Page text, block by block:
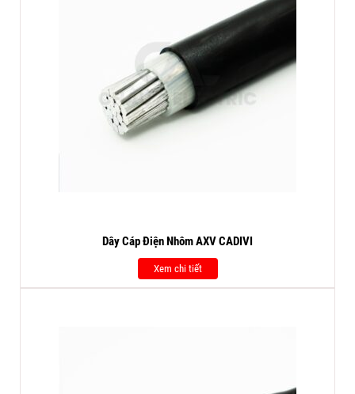
Dây Cáp Điện Nhôm AXV CADIVI
Xem chi tiết